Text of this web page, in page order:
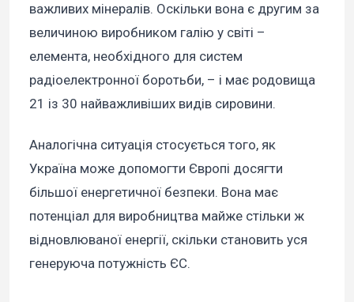
важливих мінералів. Оскільки вона є другим за
величиною виробником галію у світі –
елемента, необхідного для систем
радіоелектронної боротьби, – і має родовища
21 із 30 найважливіших видів сировини.
Аналогічна ситуація стосується того, як
Україна може допомогти Європі досягти
більшої енергетичної безпеки. Вона має
потенціал для виробництва майже стільки ж
відновлюваної енергії, скільки становить уся
генеруюча потужність ЄС.